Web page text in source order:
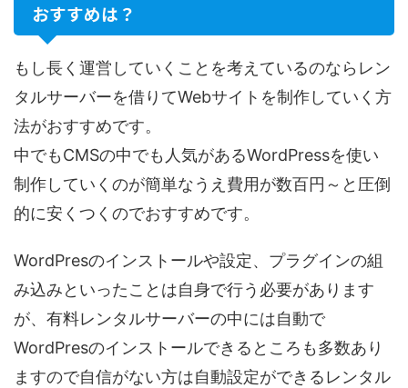
おすすめは？
もし長く運営していくことを考えているのならレン
タルサーバーを借りてWebサイトを制作していく方
法がおすすめです。
中でもCMSの中でも人気があるWordPressを使い
制作していくのが簡単なうえ費用が数百円～と圧倒
的に安くつくのでおすすめです。
WordPresのインストールや設定、プラグインの組
み込みといったことは自身で行う必要があります
が、有料レンタルサーバーの中には自動で
WordPresのインストールできるところも多数あり
ますので自信がない方は自動設定ができるレンタル